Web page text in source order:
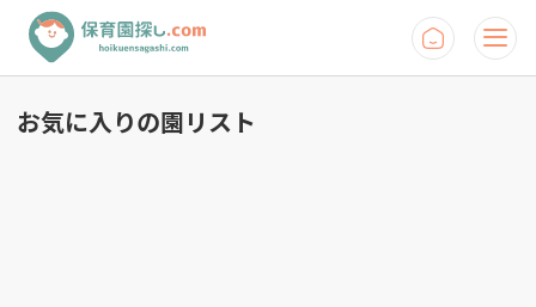
お気に入りの園リスト